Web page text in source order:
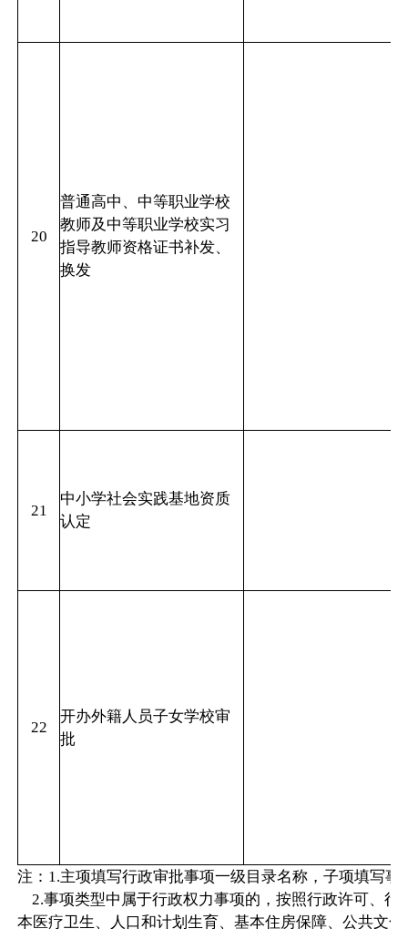
20
普通高中、中等职业学校
教师及中等职业学校实习
指导教师资格证书补发、
换发
21
中小学社会实践基地资质
认定
22
开办外籍人员子女学校审
批
注：1.主项填写行政审批事项一级目录名称，子项填写
2.事项类型中属于行政权力事项的，按照行政许可、
本医疗卫生、人口和计划生育、基本住房保障、公共文